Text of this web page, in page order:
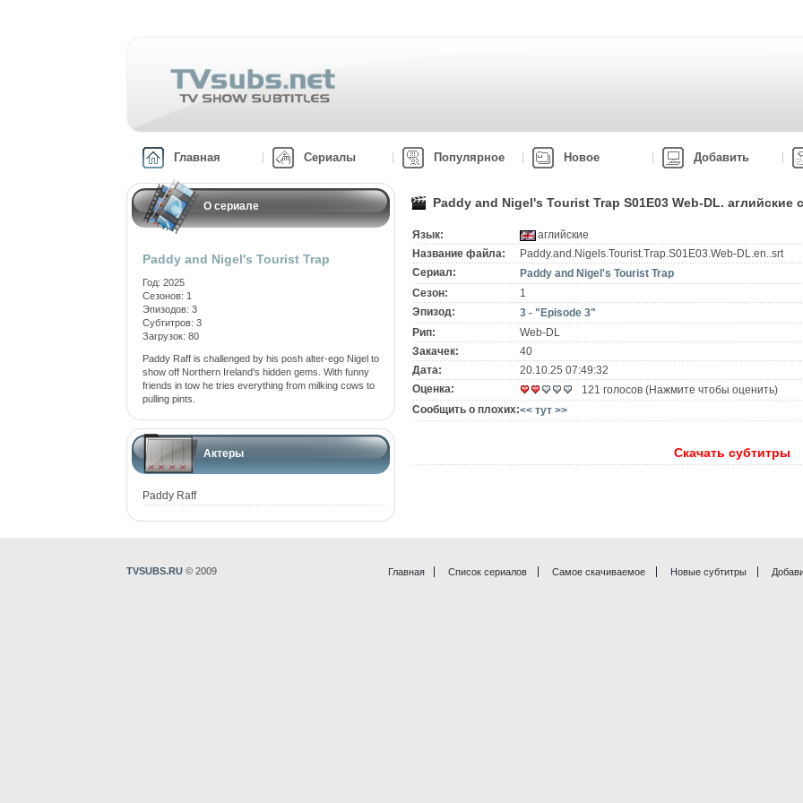
Главная Сериалы Популярное Новое Добавить
О сериале
Paddy and Nigel's Tourist Trap
Год: 2025
Сезонов: 1
Эпизодов: 3
Субтитров: 3
Загрузок: 80
Paddy Raff is challenged by his posh alter-ego Nigel to
show off Northern Ireland's hidden gems. With funny
friends in tow he tries everything from milking cows to
pulling pints.
Актеры
Paddy Raff
Paddy and Nigel's Tourist Trap S01E03 Web-DL. аглийские
Язык:
аглийские
Название файла:
Paddy.and.Nigels.Tourist.Trap.S01E03.Web-DL.en..srt
Сериал:
Paddy and Nigel's Tourist Trap
Сезон:
1
Эпизод:
3 - "Episode 3"
Рип:
Web-DL
Закачек:
40
Дата:
20.10.25 07:49:32
Оценка:
121 голосов (Нажмите чтобы оценить)
Сообщить о плохих:<< тут >>
Скачать субтитры
Главная Список сериалов Самое скачиваемое Новые субтитры
TVSUBS.RU © 2009